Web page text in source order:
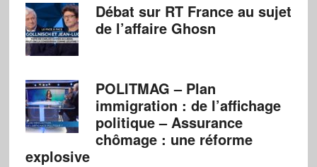
Débat sur RT France au sujet
de l’affaire Ghosn
POLITMAG – Plan
immigration : de l’affichage
politique – Assurance
chômage : une réforme
explosive